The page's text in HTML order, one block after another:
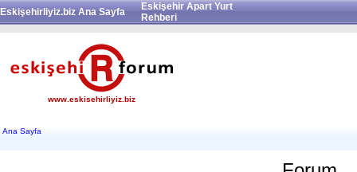
Eskişehirliyiz.biz Ana Sayfa
Eskişehir Apart Yurt
Rehberi
www.eskisehirliyiz.biz
Ana Sayfa